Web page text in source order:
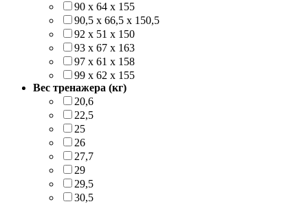
90 х 64 х 155
90,5 х 66,5 х 150,5
92 х 51 х 150
93 х 67 х 163
97 х 61 х 158
99 х 62 х 155
Вес тренажера (кг)
20,6
22,5
25
26
27,7
29
29,5
30,5